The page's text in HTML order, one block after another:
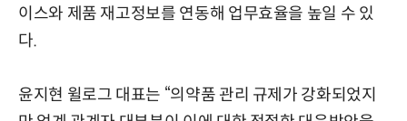
이스와 제품 재고정보를 연동해 업무효율을 높일 수 있
다.
윤지현 윌로그 대표는 “의약품 관리 규제가 강화되었지